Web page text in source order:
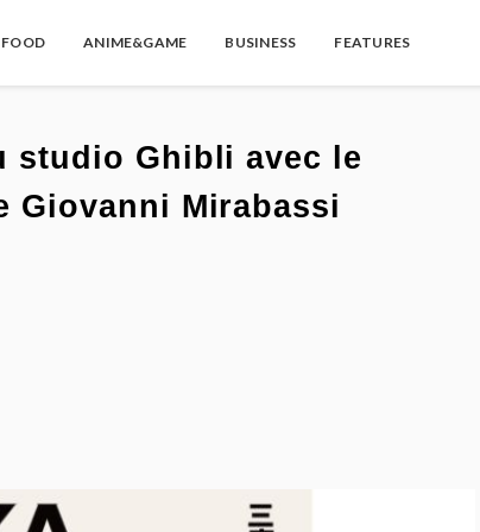
FOOD ANIME&GAME BUSINESS FEATURES
studio Ghibli avec le
Giovanni Mirabassi